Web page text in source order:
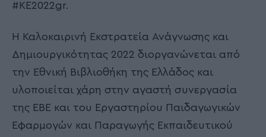
#ΚΕ2022gr.
Η Καλοκαιρινή Εκστρατεία Ανάγνωσης και
Δημιουργικότητας 2022 διοργανώνεται από
την Εθνική Βιβλιοθήκη της Ελλάδος και
υλοποιείται χάρη στην αγαστή συνεργασία
της ΕΒΕ και του Εργαστηρίου Παιδαγωγικών
Εφαρμογών και Παραγωγής Εκπαιδευτικού